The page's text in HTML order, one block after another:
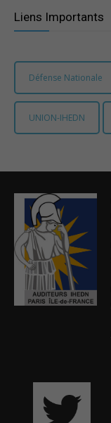
Liens Importants
Défense Nationale
UNION-IHEDN